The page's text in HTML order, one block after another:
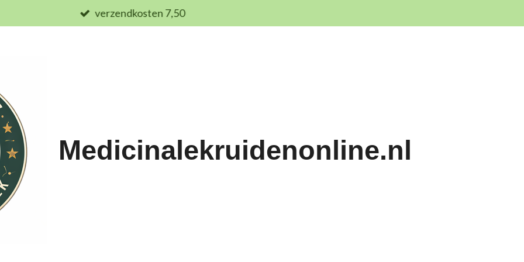
verzendkosten 7,50
Medicinalekruidenonline.nl